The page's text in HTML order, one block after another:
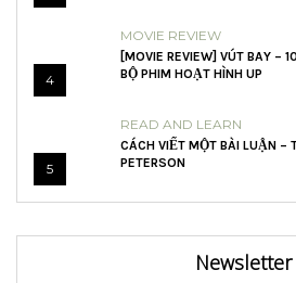
4
MOVIE REVIEW
[MOVIE REVIEW] VÚT BAY –
BỘ PHIM HOẠT HÌNH UP
5
READ AND LEARN
CÁCH VIẾT MỘT BÀI LUẬN –
PETERSON
Newsletter